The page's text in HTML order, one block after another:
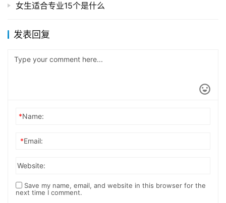
女生适合专业15个是什么
发表回复
*Name:
*Email:
Website:
Save my name, email, and website in this browser for the
next time I comment.